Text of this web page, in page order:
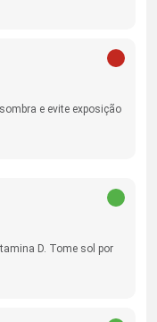
e evite exposição
D. Tome sol por